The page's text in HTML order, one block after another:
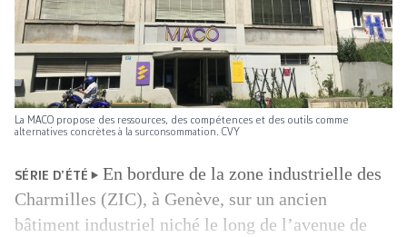
La MACO propose des ressources, des compétences et des outils comme
alternatives concrètes à la surconsommation. CVY
SÉRIE D’ÉTÉ
En bordure de la zone industrielle des
Charmilles (ZIC), à Genève, sur un ancien
bâtiment industriel niché le long de l’avenue de